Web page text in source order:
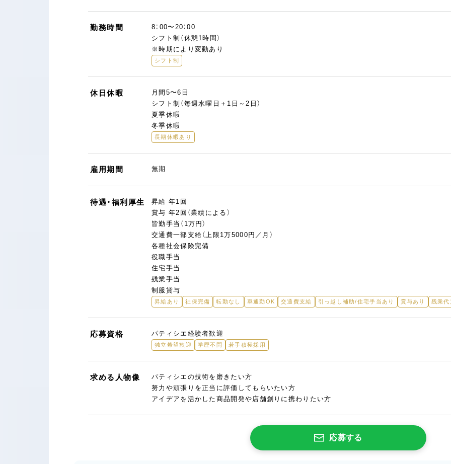
勤務時間
8：00〜20：00
シフト制（休憩1時間）
※時期により変動あり
シフト制
休日休暇
月間5〜6日
シフト制（毎週水曜日＋1日～2日）
夏季休暇
冬季休暇
長期休暇あり
雇用期間 無期
待遇・福利厚生
昇給 年1回
賞与 年2回（業績による）
皆勤手当（1万円）
交通費一部支給（上限1万5000円／月）
各種社会保険完備
役職手当
住宅手当
残業手当
制服貸与
昇給あり 社保完備 転勤なし 車通勤OK 交通費支給 引っ越し補助/住宅手当あり 賞与あり 残業代
応募資格 パティシエ経験者歓迎
独立希望歓迎 学歴不問 若手積極採用
求める人物像
パティシエの技術を磨きたい方
努力や頑張りを正当に評価してもらいたい方
アイデアを活かした商品開発や店舗創りに携わりたい方
応募する